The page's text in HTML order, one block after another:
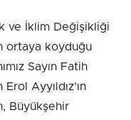
ve İklim Değişikliği
ortaya koyduğu
Sayın Fatih
Ayyıldız’ın
Büyükşehir